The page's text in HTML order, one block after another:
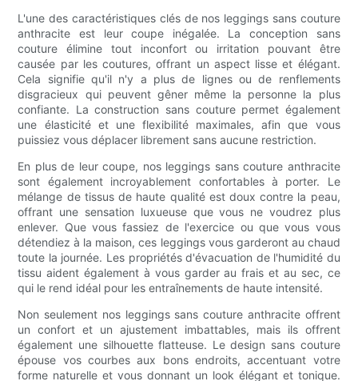
L'une des caractéristiques clés de nos leggings sans couture
anthracite est leur coupe inégalée. La conception sans
couture élimine tout inconfort ou irritation pouvant être
causée par les coutures, offrant un aspect lisse et élégant.
Cela signifie qu'il n'y a plus de lignes ou de renflements
disgracieux qui peuvent gêner même la personne la plus
confiante. La construction sans couture permet également
une élasticité et une flexibilité maximales, afin que vous
puissiez vous déplacer librement sans aucune restriction.
En plus de leur coupe, nos leggings sans couture anthracite
sont également incroyablement confortables à porter. Le
mélange de tissus de haute qualité est doux contre la peau,
offrant une sensation luxueuse que vous ne voudrez plus
enlever. Que vous fassiez de l'exercice ou que vous vous
détendiez à la maison, ces leggings vous garderont au chaud
toute la journée. Les propriétés d'évacuation de l'humidité du
tissu aident également à vous garder au frais et au sec, ce
qui le rend idéal pour les entraînements de haute intensité.
Non seulement nos leggings sans couture anthracite offrent
un confort et un ajustement imbattables, mais ils offrent
également une silhouette flatteuse. Le design sans couture
épouse vos courbes aux bons endroits, accentuant votre
forme naturelle et vous donnant un look élégant et tonique.